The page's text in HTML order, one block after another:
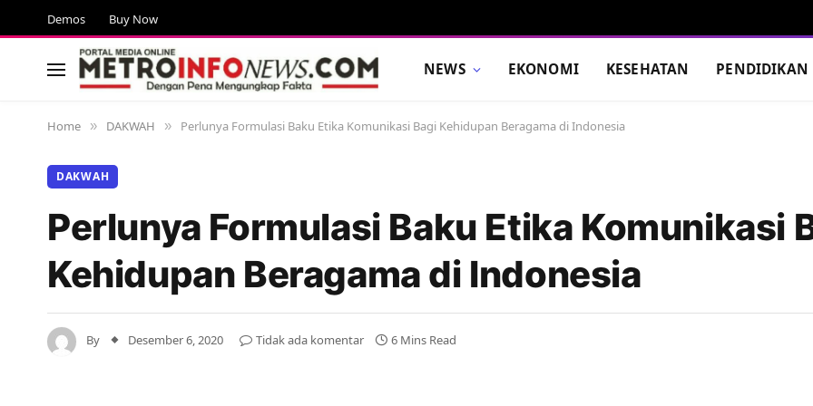
Demos Buy Now
NEWS EKONOMI KESEHATAN PENDIDIKAN
Home » DAKWAH » Perlunya Formulasi Baku Etika Komunikasi Bagi Kehidupan Beragama di Indonesia
DAKWAH
Perlunya Formulasi Baku Etika Komunikasi
Kehidupan Beragama di Indonesia
By Desember 6, 2020 Tidak ada komentar 6 Mins Read